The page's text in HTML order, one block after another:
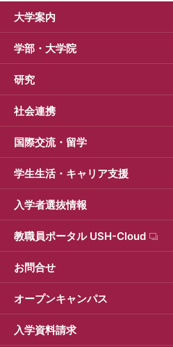
大学案内
学部・大学院
研究
社会連携
国際交流・留学
学生生活・キャリア支援
入学者選抜情報
教職員ポータル USH-Cloud
お問合せ
オープンキャンパス
入学資料請求